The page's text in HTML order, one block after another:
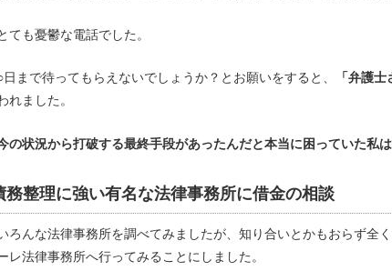
ても憂鬱な電話でした。
日まで待ってもらえないでしょうか？とお願いをすると、 「弁護
れました。
の状況から打破する最終手段があったんだと本当に困っていた私
務整理に強い有名な法律事務所に借金の相談
ろんな法律事務所を調べてみましたが、知り合いとかもおらず全
レ法律事務所へ行ってみることにしました。